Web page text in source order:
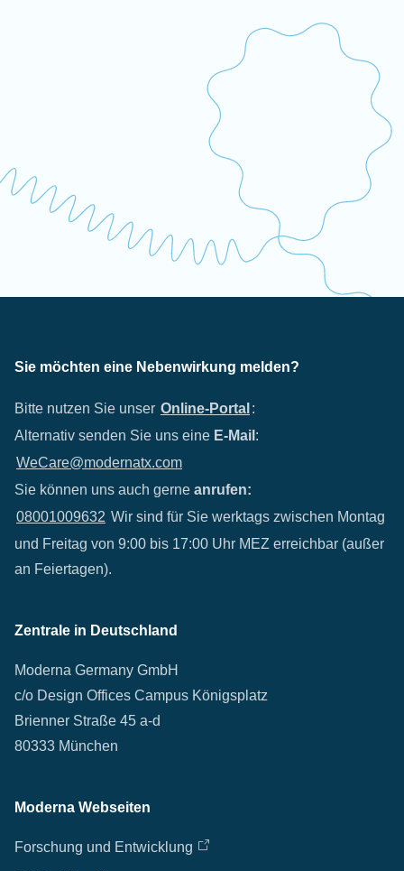
Sie möchten eine Nebenwirkung melden?
Bitte nutzen Sie unser Online-Portal :
Alternativ senden Sie uns eine E-Mail :
WeCare@modernatx.com
Sie können uns auch gerne anrufen:
08001009632 Wir sind für Sie werktags zwischen Montag
und Freitag von 9:00 bis 17:00 Uhr MEZ erreichbar (außer
an Feiertagen).
Zentrale in Deutschland
Moderna Germany GmbH
c/o Design Offices Campus Königsplatz
Brienner Straße 45 a-d
80333 München
Moderna Webseiten
Forschung und Entwicklung